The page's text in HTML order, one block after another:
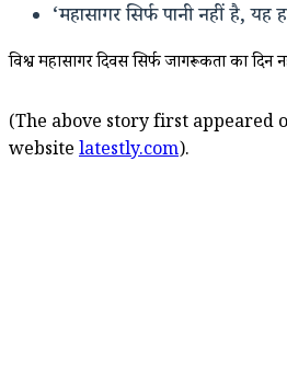
‘महासागर सिर्फ पानी नहीं है,
विश्व महासागर दिवस सिर्फ जागरूकता का
(The above story first appeared
website latestly.com).